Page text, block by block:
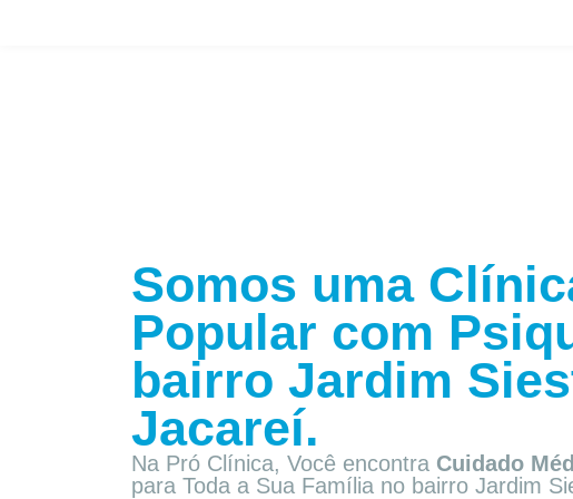
Somos uma
Popular com
bairro Jardim
Jacareí.
Na Pró Clínica, Você encontra Cuidado
para Toda a Sua Família no bairro Jardim